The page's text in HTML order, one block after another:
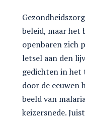
beleid, maar het
openbaren zich
letsel aan den
gedichten in het
door de eeuwen
beeld van
keizersnede.